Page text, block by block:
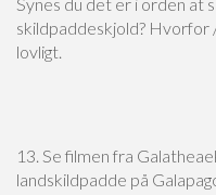
Synes du det er i orden at
skildpaddeskjold? Hvorfor
lovligt.
13. Se filmen fra
landskildpadde på